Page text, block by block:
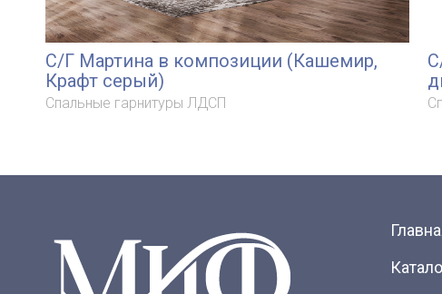
С/Г Мартина в композиции (Кашемир,
Крафт серый)
Спальные гарнитуры ЛДСП